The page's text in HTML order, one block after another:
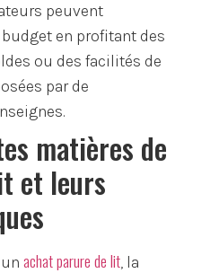
peuvent
en profitant des
ou des facilités de
par de
matières de
et leurs
unachat parure de lit , la